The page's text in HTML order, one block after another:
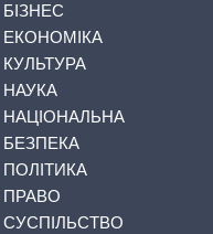
БІЗНЕС
ЕКОНОМІКА
КУЛЬТУРА
НАУКА
НАЦІОНАЛЬНА
БЕЗПЕКА
ПОЛІТИКА
ПРАВО
СУСПІЛЬСТВО